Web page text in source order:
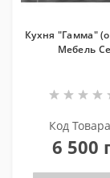
Кухня "Гамма"
Мебель
Код
6 500